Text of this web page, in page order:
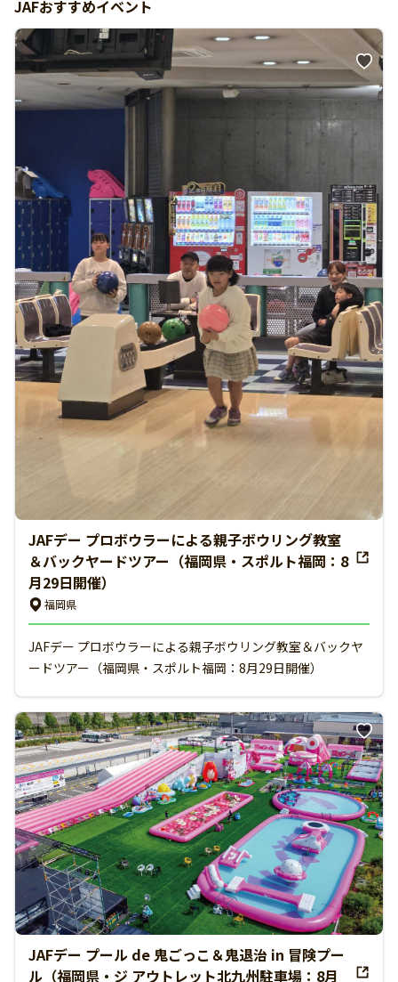
JAFおすすめイベント
JAFデー プロボウラーによる親子ボウリング教室
＆バックヤードツアー（福岡県・スポルト福岡：8
月29日開催）
福岡県
JAFデー プロボウラーによる親子ボウリング教室＆バックヤ
ードツアー（福岡県・スポルト福岡：8月29日開催）
JAFデー プール de 鬼ごっこ＆鬼退治 in 冒険プー
ル（福岡県・ジ アウトレット北九州駐車場：8月